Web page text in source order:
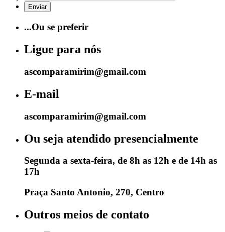
...Ou se preferir
Ligue para nós
ascomparamirim@gmail.com
E-mail
ascomparamirim@gmail.com
Ou seja atendido presencialmente
Segunda a sexta-feira, de 8h as 12h e de 14h as
17h
Praça Santo Antonio, 270, Centro
Outros meios de contato